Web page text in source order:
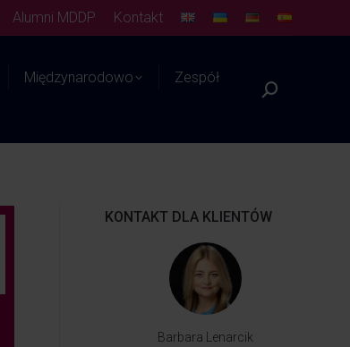
Alumni MDDP Kontakt
Międzynarodowo Zespół
KONTAKT DLA KLIENTÓW
Barbara Lenarcik